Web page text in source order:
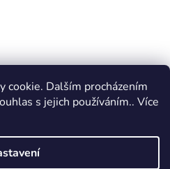
cookie. Dalším procházením
s jejich používáním.. Více
Shoptet